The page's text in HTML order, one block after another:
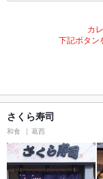
カ
下記ボタン
さくら寿司
和食 葛西